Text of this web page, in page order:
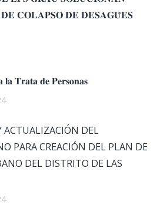
𝐂𝐎𝐋𝐀𝐏𝐒𝐎 𝐃𝐄 𝐃𝐄𝐒𝐀𝐆𝐔̈𝐄𝐒
𝐓𝐫𝐚𝐭𝐚 𝐝𝐞 𝐏𝐞𝐫𝐬𝐨𝐧𝐚𝐬
ACTUALIZACIÓN DEL
PARA CREACIÓN DEL PLAN DE
DEL DISTRITO DE LAS